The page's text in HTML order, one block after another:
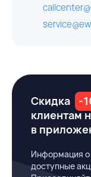
Скидка -
клиентам
в
Информация о
доступные